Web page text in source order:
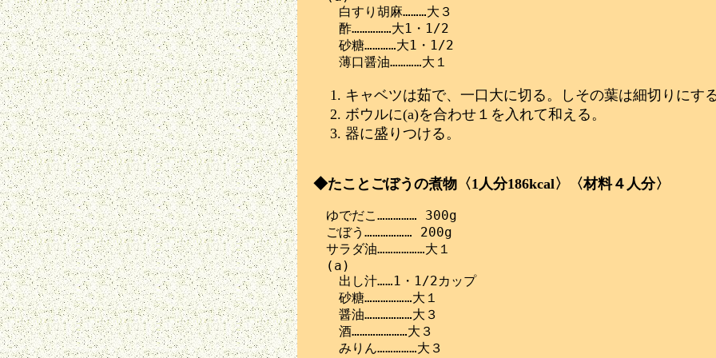
白すり胡麻………大３
酢……………大1・1/2
砂糖…………大1・1/2
キャベツは茹で、一口大に切る。しその葉は細切りにす
ボウルに(a)を合わせ１を入れて和える。
器に盛りつける。
◆たことごぼうの煮物〈1人分186kcal〉〈材料４人分〉
ゆでだこ…………… 300g
ごぼう……………… 200g
サラダ油………………大１
(a)
出し汁……1・1/2カップ
砂糖………………大１
醤油………………大３
酒…………………大３